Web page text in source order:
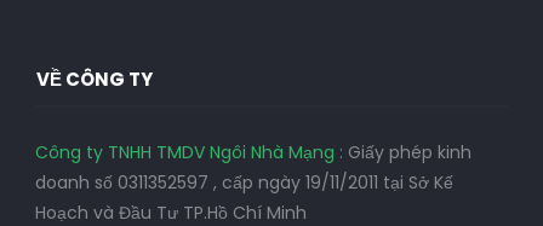
VỀ CÔNG TY
Công ty TNHH TMDV Ngôi Nhà Mạng : Giấy phép kinh
doanh số 0311352597 , cấp ngày 19/11/2011 tại Sở Kế
Hoạch và Đầu Tư TP.Hồ Chí Minh